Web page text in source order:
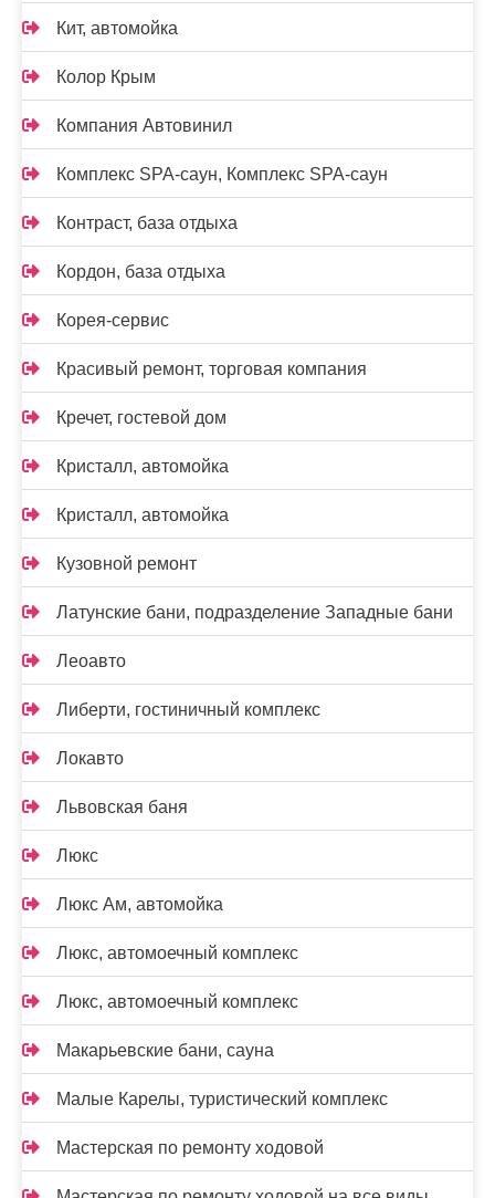
Кит, автомойка
Колор Крым
Компания Автовинил
Комплекс SPA-саун, Комплекс SPA-саун
Контраст, база отдыха
Кордон, база отдыха
Корея-сервис
Красивый ремонт, торговая компания
Кречет, гостевой дом
Кристалл, автомойка
Кристалл, автомойка
Кузовной ремонт
Латунские бани, подразделение Западные бани
Леоавто
Либерти, гостиничный комплекс
Локавто
Львовская баня
Люкс
Люкс Ам, автомойка
Люкс, автомоечный комплекс
Люкс, автомоечный комплекс
Макарьевские бани, сауна
Малые Карелы, туристический комплекс
Мастерская по ремонту ходовой